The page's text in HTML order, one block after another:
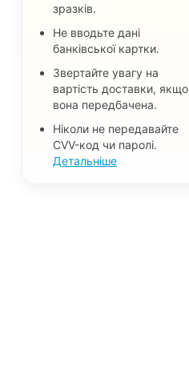
зразків.
Не вводьте дані
банківської картки.
Звертайте увагу на
вартість доставки, якщо
вона передбачена.
Ніколи не передавайте
CVV-код чи паролі.
Детальніше